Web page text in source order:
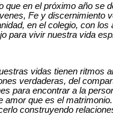
que en el próximo año se
Fe y discernimiento
en el colegio, con
para vivir nuestra vida
vidas tienen ritmos
verdaderas, del
para encontrar a la
amor que es el
construyendo